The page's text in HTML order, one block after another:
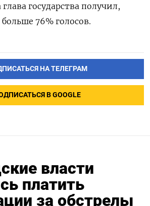
глава государства получил,
76% голосов.
НА ТЕЛЕГРАМ
В GOOGLE
власти
платить
за обстрелы